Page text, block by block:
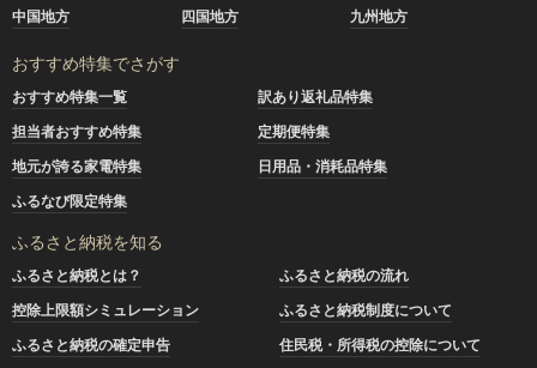
中国地方
四国地方 九州地方
おすすめ特集でさがす
おすすめ特集一覧
訳あり返礼品特集
担当者おすすめ特集
定期便特集
地元が誇る家電特集
日用品・消耗品特集
ふるなび限定特集
ふるさと納税を知る
ふるさと納税とは？
ふるさと納税の流れ
控除上限額シミュレーション
ふるさと納税制度について
ふるさと納税の確定申告
住民税・所得税の控除について